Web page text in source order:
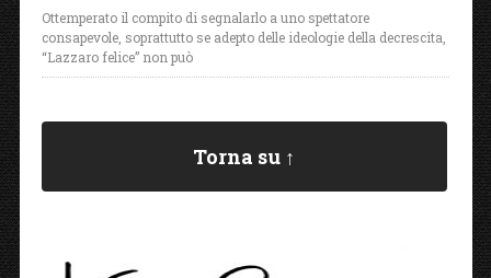
Ottemperato il compito di segnalarlo a uno spettatore
consapevole, soprattutto se adepto delle ideologie della decrescita,
“Lazzaro felice” non può
Torna su ↑